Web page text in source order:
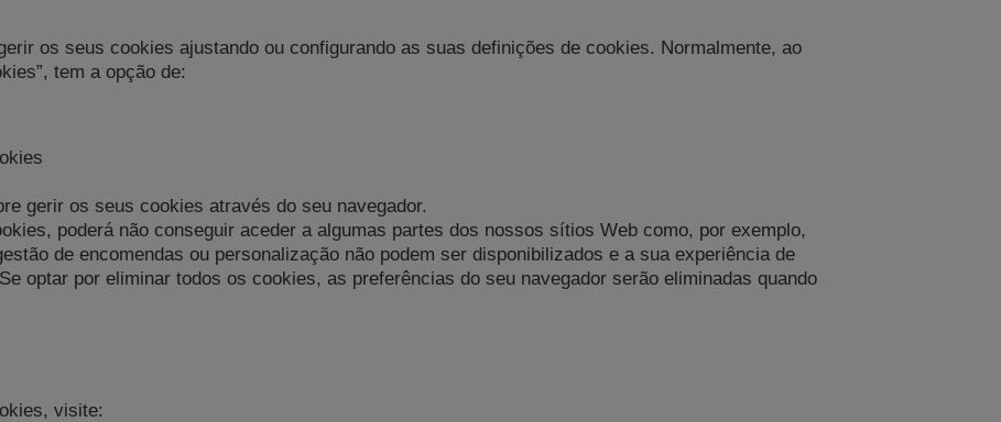
os seus cookies ajustando ou configurando as suas definições de cookies. Normalmente, ao
tem a opção de:
gerir os seus cookies através do seu navegador.
poderá não conseguir aceder a algumas partes dos nossos sítios Web como, por exemplo,
de encomendas ou personalização não podem ser disponibilizados e a sua experiência de
optar por eliminar todos os cookies, as preferências do seu navegador serão eliminadas quando
visite: